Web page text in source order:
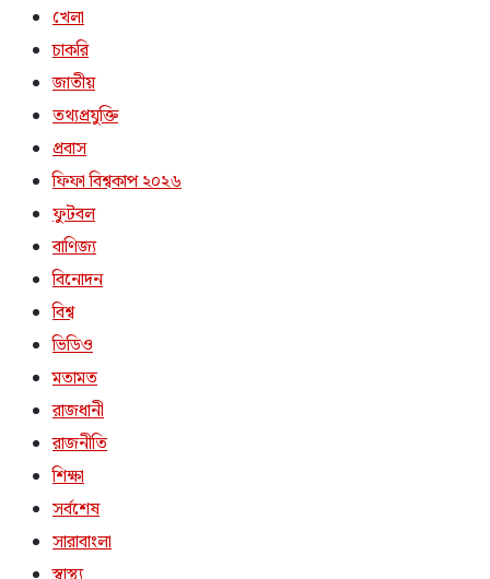
খেলা
চাকরি
জাতীয়
তথ্যপ্রযুক্তি
প্রবাস
ফিফা বিশ্বকাপ ২০২৬
ফুটবল
বাণিজ্য
বিনোদন
বিশ্ব
ভিডিও
মতামত
রাজধানী
রাজনীতি
শিক্ষা
সর্বশেষ
সারাবাংলা